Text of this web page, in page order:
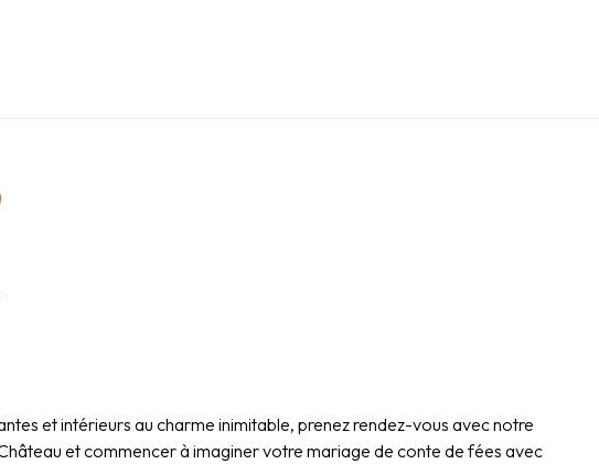
et intérieurs au charme inimitable, prenez rendez-vous avec notre
et commencer à imaginer votre mariage de conte de fées avec